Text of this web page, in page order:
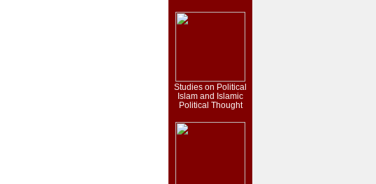
Studies on Political
Islam and Islamic
Political Thought